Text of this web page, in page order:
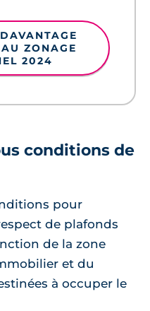
ZONAGE
2024
conditions de
pour
de plafonds
de la zone
et du
à occuper le